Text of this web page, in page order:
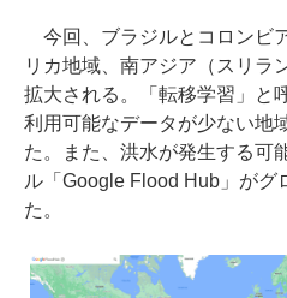
今回、ブラジルとコロンビ
リカ地域、南アジア（スリラ
拡大される。「転移学習」と
利⽤可能なデータが少ない地
た。また、洪⽔が発⽣する可
ル「Google Flood Hub」がグ
た。